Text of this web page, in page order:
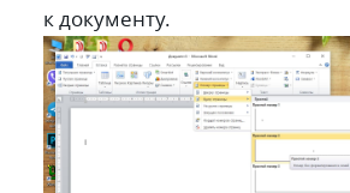
к документу.